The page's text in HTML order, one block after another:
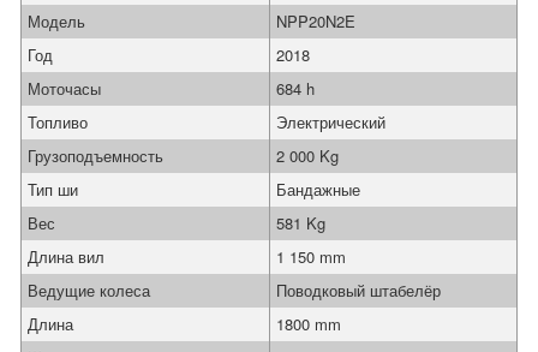
Модель
NPP20N2E
Год
2018
Моточасы
684 h
Топливо
Электрический
Грузоподъемность
2 000 Kg
Тип ши
Бандажные
Вес
581 Kg
Длина вил
1 150 mm
Ведущие колеса
Поводковый штабелёр
Длина
1800 mm